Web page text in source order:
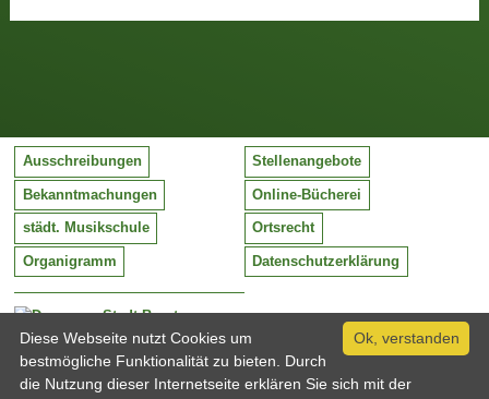
Stadt Barntrup
Mittelstraße 38
32683 Barntrup
Tel:
05263 / 409-0
Ausschreibungen Stellenangebote
Bekanntmachungen Online-Bücherei
städt. Musikschule Ortsrecht
Organigramm Datenschutzerklärung
Ok, verstanden
Diese Webseite nutzt Cookies um
bestmögliche Funktionalität zu bieten. Durch
die Nutzung dieser Internetseite erklären Sie sich mit der